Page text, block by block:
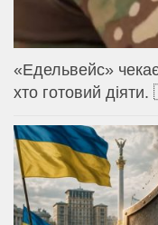
«Едельвейс»
хто готовий